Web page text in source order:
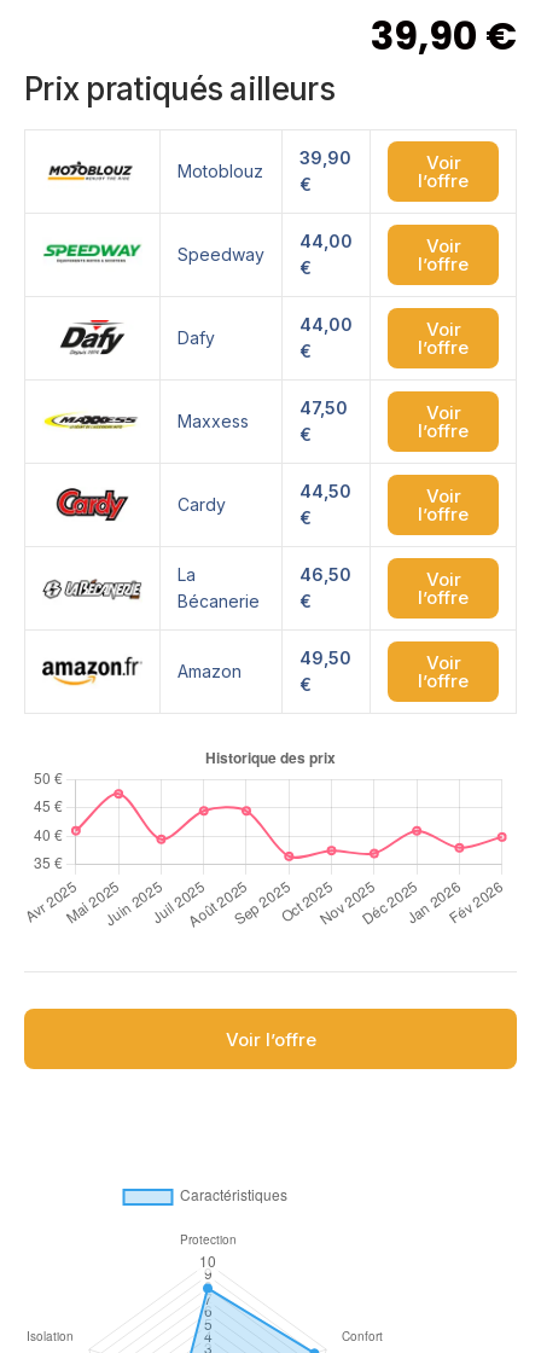
39,90 €
Prix pratiqués ailleurs
Motoblouz
39,90
€
Voir
l’offre
Speedway
44,00
€
Voir
l’offre
Dafy
44,00
€
Voir
l’offre
Maxxess
47,50
€
Voir
l’offre
Cardy
44,50
€
Voir
l’offre
La
Bécanerie
46,50
€
Voir
l’offre
Amazon
49,50
€
Voir
l’offre
Voir l’offre